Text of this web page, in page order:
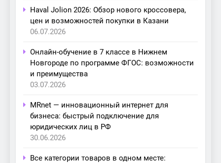
Haval Jolion 2026: Обзор нового кроссовера,
цен и возможностей покупки в Казани
06.07.2026
Онлайн-обучение в 7 классе в Нижнем
Новгороде по программе ФГОС: возможности
и преимущества
03.07.2026
MRnet — инновационный интернет для
бизнеса: быстрый подключение для
юридических лиц в РФ
30.06.2026
Все категории товаров в одном месте: